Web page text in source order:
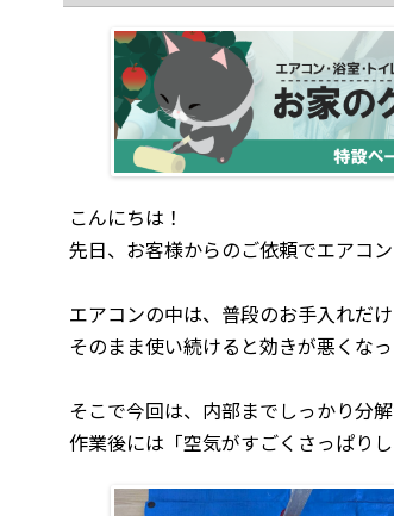
こんにちは！
先日、お客様からのご依頼でエアコン
エアコンの中は、普段のお手入れだ
そのまま使い続けると効きが悪くな
そこで今回は、内部までしっかり分
作業後には「空気がすごくさっぱり